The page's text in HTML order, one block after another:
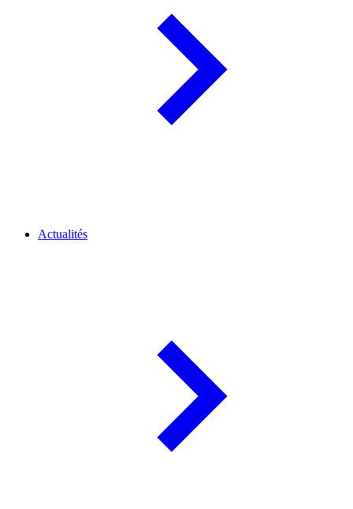
Actualités